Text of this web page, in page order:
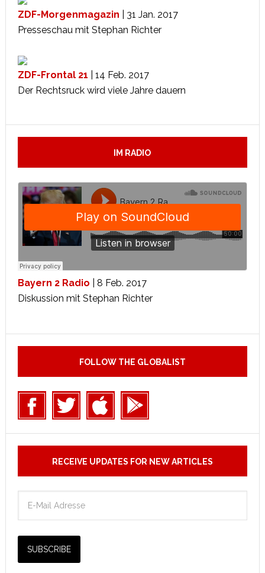
ZDF-Morgenmagazin | 31 Jan. 2017
Presseschau mit Stephan Richter
ZDF-Frontal 21
| 14 Feb. 2017
Der Rechtsruck wird viele Jahre dauern
IM RADIO
Bayern 2 Radio | 8 Feb. 2017
Diskussion mit Stephan Richter
FOLLOW THE GLOBALIST
RECEIVE UPDATES FOR NEW ARTICLES